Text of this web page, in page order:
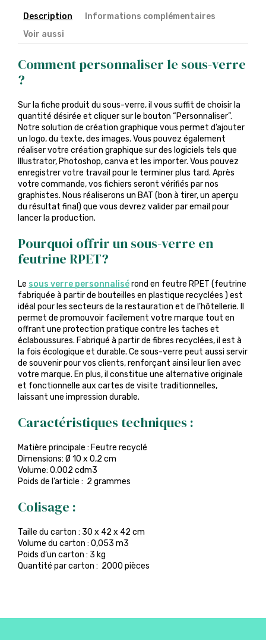
Description
Informations complémentaires
Voir aussi
Comment personnaliser le sous-verre
?
Sur la fiche produit du sous-verre, il vous suffit de choisir la
quantité désirée et cliquer sur le bouton “Personnaliser”.
Notre solution de création graphique vous permet d’ajouter
un logo, du texte, des images. Vous pouvez également
réaliser votre création graphique sur des logiciels tels que
Illustrator, Photoshop, canva et les importer. Vous pouvez
enregistrer votre travail pour le terminer plus tard. Après
votre commande, vos fichiers seront vérifiés par nos
graphistes. Nous réaliserons un BAT (bon à tirer, un aperçu
du résultat final) que vous devrez valider par email pour
lancer la production.
Pourquoi offrir un sous-verre en
feutrine RPET?
Le sous verre personnalisérond en feutre RPET (feutrine
fabriquée à partir de bouteilles en plastique recyclées ) est
idéal pour les secteurs de la restauration et de l’hôtellerie. Il
permet de promouvoir facilement votre marque tout en
offrant une protection pratique contre les taches et
éclaboussures. Fabriqué à partir de fibres recyclées, il est à
la fois écologique et durable. Ce sous-verre peut aussi servir
de souvenir pour vos clients, renforçant ainsi leur lien avec
votre marque. En plus, il constitue une alternative originale
et fonctionnelle aux cartes de visite traditionnelles,
laissant une impression durable.
Caractéristiques techniques :
Matière principale : Feutre recyclé
Dimensions: Ø 10 x 0,2 cm
Volume: 0.002 cdm3
Poids de l’article : 2 grammes
Colisage :
Taille du carton : 30 x 42 x 42 cm
Volume du carton : 0,053 m3
Poids d’un carton : 3 kg
Quantité par carton : 2000 pièces